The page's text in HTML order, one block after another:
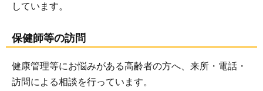
しています。
保健師等の訪問
健康管理等にお悩みがある高齢者の方へ、来所・電話・
訪問による相談を行っています。